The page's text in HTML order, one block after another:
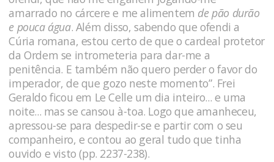
amarrado no cárcere e me alimentem de pão durão
e pouca água. Além disso, sabendo que ofendi a
Cúria romana, estou certo de que o cardeal protetor
da Ordem se intrometeria para dar-me a
penitência. E também não quero perder o favor do
imperador, de que gozo neste momento”. Frei
Geraldo ficou em Le Celle um dia inteiro... e uma
noite... mas se cansou à-toa. Logo que amanheceu,
apressou-se para despedir-se e partir com o seu
companheiro, e contou ao geral tudo que tinha
ouvido e visto (pp. 2237-238).